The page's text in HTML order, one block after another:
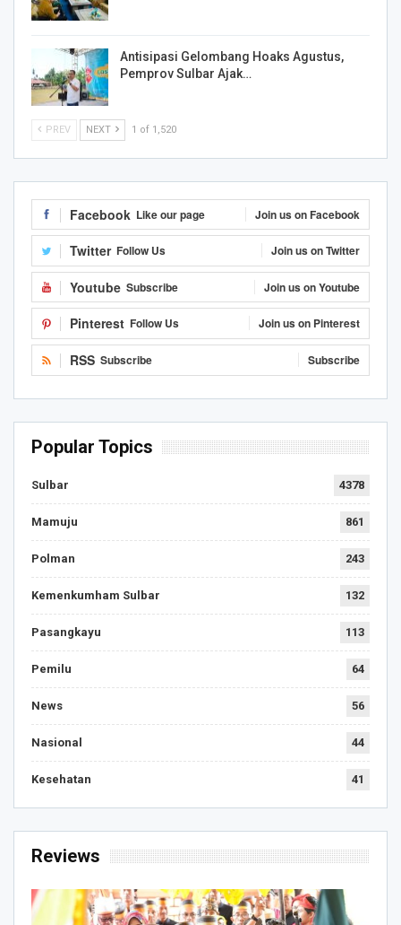
Antisipasi Gelombang Hoaks Agustus,
Pemprov Sulbar Ajak…
PREV NEXT 1 of 1,520
Facebook Like our page Join us on Facebook
Twitter Follow Us Join us on Twitter
Youtube Subscribe Join us on Youtube
Pinterest Follow Us Join us on Pinterest
RSS Subscribe Subscribe
Popular Topics
Sulbar 4378
Mamuju 861
Polman 243
Kemenkumham Sulbar 132
Pasangkayu 113
Pemilu 64
News 56
Nasional 44
Kesehatan 41
Reviews